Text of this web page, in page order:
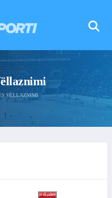
VËLLAZNIMI